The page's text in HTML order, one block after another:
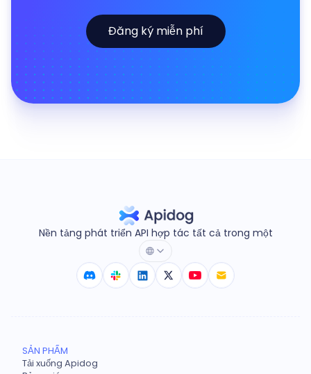
Đăng ký miễn phí
Nền tảng phát triển API hợp tác tất cả trong một
SẢN PHẨM
Tải xuống Apidog